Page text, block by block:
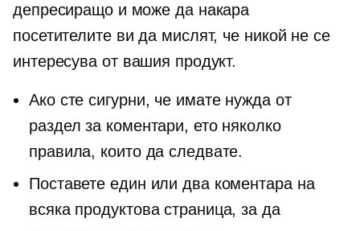
депресиращо и може да накара
посетителите ви да мислят, че никой не се
интересува от вашия продукт.
Ако сте сигурни, че имате нужда от
раздел за коментари, ето няколко
правила, които да следвате.
Поставете един или два коментара на
всяка продуктова страница, за да